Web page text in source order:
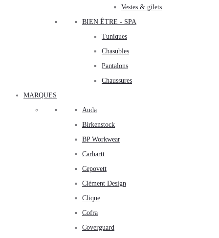
Vestes & gilets
BIEN ÊTRE - SPA
Tuniques
Chasubles
Pantalons
Chaussures
MARQUES
Auda
Birkenstock
BP Workwear
Carhartt
Cepovett
Clément Design
Clique
Cofra
Coverguard